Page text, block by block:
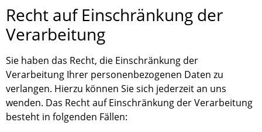
Recht auf Einschränkung der
Verarbeitung
Sie haben das Recht, die Einschränkung der
Verarbeitung Ihrer personenbezogenen Daten zu
verlangen. Hierzu können Sie sich jederzeit an uns
wenden. Das Recht auf Einschränkung der Verarbeitung
besteht in folgenden Fällen: